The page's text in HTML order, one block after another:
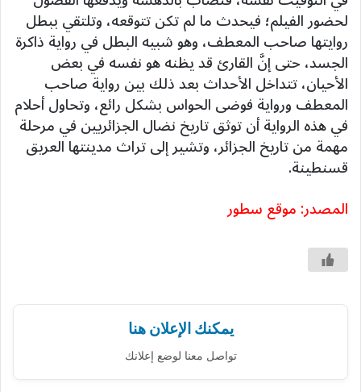
لحضور الفيلم؛ فيحدث ما لم تكن تتوقعه، وتلتقي ببطل
روايتها صاحب المعطف، وهو شبيه البطل في رواية ذاكرة
الجسد، حتى إنَّ القارئ قد يظنه هو نفسه في بعض
الأحيان، تتداخل الأحداث بعد ذلك بين رواية صاحب
المعطف ورواية فوضى الحواس بشكل رائع، وتحاول أحلام
في هذه الرواية أن توثق تاريخ نضال الجزائريين في مرحلة
مهمة من تاريخ الجزائر، وتشير إلى تراث مدينتها العريق
قسنطينة.
المصدر: موقع سطور
يمكنك الإعلان هنا
تواصل معنا لوضع إعلانك